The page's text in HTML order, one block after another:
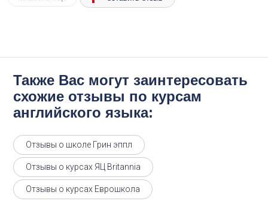
Также Вас могут заинтересовать
схожие отзывы по курсам
английского языка:
Отзывы о школе Грин эппл
Отзывы о курсах ЯЦ Britannia
Отзывы о курсах Еврошкола